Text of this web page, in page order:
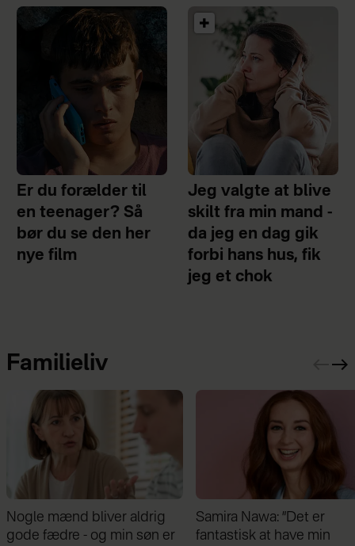
Er du forælder til
en teenager? Så
bør du se den her
nye film
Jeg valgte at blive
skilt fra min mand -
da jeg en dag gik
forbi hans hus, fik
jeg et chok
Familieliv
Samira Nawa: ”Det er
fantastisk at have min
Jeg valgte at blive skilt
min mand - da jeg en dag